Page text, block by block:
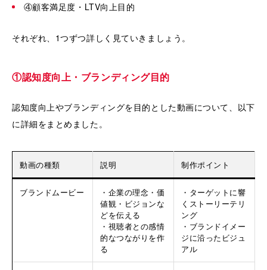
④顧客満足度・LTV向上目的
それぞれ、1つずつ詳しく見ていきましょう。
①認知度向上・ブランディング目的
認知度向上やブランディングを目的とした動画について、以下
に詳細をまとめました。
動画の種類 説明 制作ポイント
ブランドムービー
・企業の理念・価
値観・ビジョンな
どを伝える
・視聴者との感情
的なつながりを作
る
・ターゲットに響
くストーリーテリ
ング
・ブランドイメー
ジに沿ったビジュ
アル